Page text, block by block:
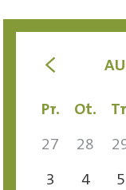
<
Pr. Ot.
27
28
3
4 5